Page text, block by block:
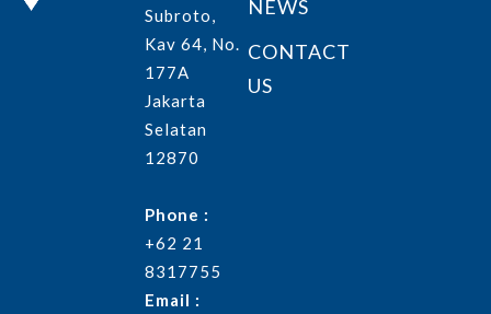
Subroto,
Kav 64, No.
177A
Jakarta
Selatan
12870
Phone :
+62 21
8317755
Email :
NEWS
CONTACT
US